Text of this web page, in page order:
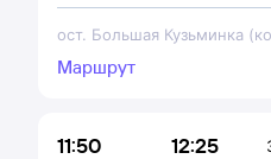
ост. Большая Кузьминка
Маршрут
11:50 12:25